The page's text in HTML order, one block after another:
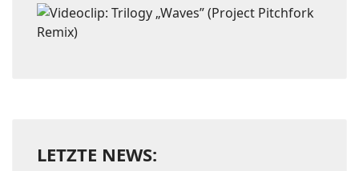
LETZTE NEWS: